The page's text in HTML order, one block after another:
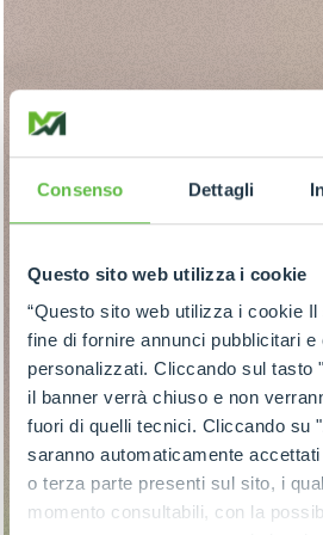
Consenso Dettagli
Questo sito web utilizza i cookie
“Questo sito web utilizza i cookie
fine di fornire annunci pubblicitari e
personalizzati. Cliccando sul tasto
il banner verrà chiuso e non
fuori di quelli tecnici. Cliccando su
saranno automaticamente
o terza parte presenti sul sito, i
momento consultabili, con la